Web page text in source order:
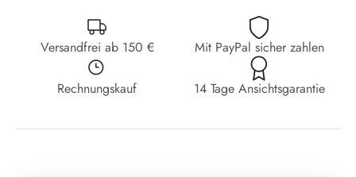
Versandfrei ab 150 € Mit PayPal sicher zahlen
Rechnungskauf 14 Tage Ansichtsgarantie